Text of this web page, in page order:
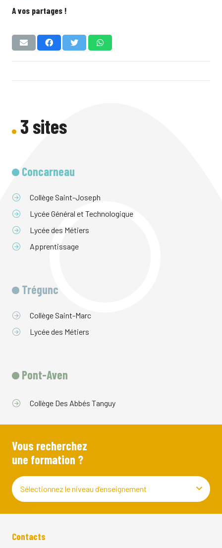
A vos partages !
3 sites
Concarneau
Collège Saint-Joseph
Lycée Général et Technologique
Lycée des Métiers
Apprentissage
Trégunc
Collège Saint-Marc
Lycée des Métiers
Pont-Aven
Collège Des Abbés Tanguy
Vous recherchez
une formation ?
Sélectionnez le niveau d’enseignement
Contacts